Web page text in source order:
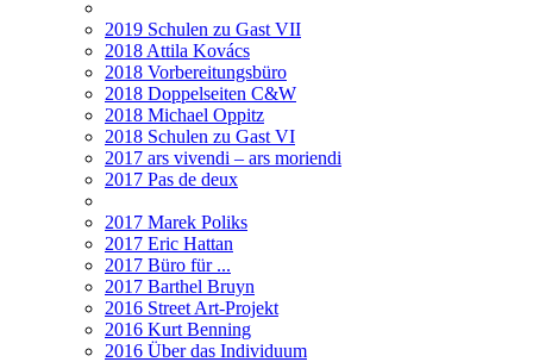
2019 Schulen zu Gast VII
2018 Attila Kovács
2018 Vorbereitungsbüro
2018 Doppelseiten C&W
2018 Michael Oppitz
2018 Schulen zu Gast VI
2017 ars vivendi – ars moriendi
2017 Pas de deux
2017 Marek Poliks
2017 Eric Hattan
2017 Büro für ...
2017 Barthel Bruyn
2016 Street Art-Projekt
2016 Kurt Benning
2016 Über das Individuum